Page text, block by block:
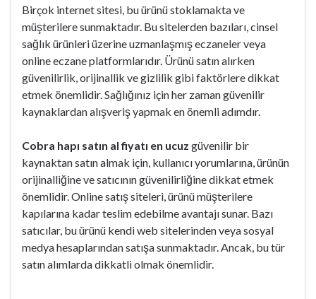
Birçok internet sitesi, bu ürünü stoklamakta ve
müşterilere sunmaktadır. Bu sitelerden bazıları, cinsel
sağlık ürünleri üzerine uzmanlaşmış eczaneler veya
online eczane platformlarıdır. Ürünü satın alırken
güvenilirlik, orijinallik ve gizlilik gibi faktörlere dikkat
etmek önemlidir. Sağlığınız için her zaman güvenilir
kaynaklardan alışveriş yapmak en önemli adımdır.
Cobra hapı satın al fiyatı en ucuz güvenilir bir
kaynaktan satın almak için, kullanıcı yorumlarına, ürünün
orijinalliğine ve satıcının güvenilirliğine dikkat etmek
önemlidir. Online satış siteleri, ürünü müşterilere
kapılarına kadar teslim edebilme avantajı sunar. Bazı
satıcılar, bu ürünü kendi web sitelerinden veya sosyal
medya hesaplarından satışa sunmaktadır. Ancak, bu tür
satın alımlarda dikkatli olmak önemlidir.